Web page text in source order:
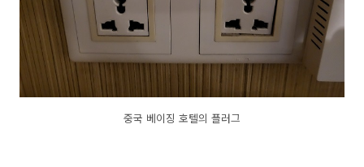
중국 베이징 호텔의 플러그